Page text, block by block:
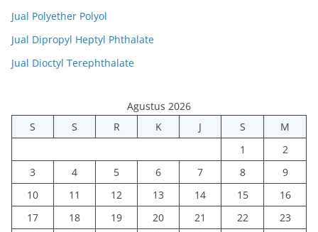
Jual Polyether Polyol
Jual Dipropyl Heptyl Phthalate
Jual Dioctyl Terephthalate
Agustus 2026
S
S R K J S
M
1
2
3
4 5 6 7 8
9
10
11 12 13 14 15
16
17
18 19 20 21 22
23